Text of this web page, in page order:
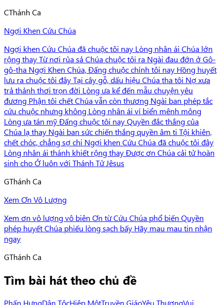
CThánh Ca
Ngợi Khen Cứu Chúa
Ngợi khen Cứu Chúa đã chuộc tôi nay Lòng nhân ái Chúa lớn
rộng thay Từ nơi rủa sả Chúa chuộc tôi ra Ngài đau đớn ở Gô-
gô-tha Ngợi Khen Chúa, Ðấng chuộc chính tôi nay Hồng huyết
lưu ra chuộc tôi đây Tại cây gỗ, dấu hiệu Chúa tha tôi Nợ xưa
trả thảnh thơi trọn đời Lòng ưa kể đến mẫu chuyện yêu
đương Phận tôi chết Chúa vẫn còn thương Ngài ban phép tắc
cứu chuộc nhưng không Lòng nhân ái ví biển mênh mông
Lòng ưa tán mỹ Đấng chuộc tôi nay Quyền đắc thắng của
Chúa lạ thay Ngài ban sức chiến thắng quyền âm ti Tội khiên,
chết chóc, chẳng sợ chi Ngợi khen Cứu Chúa đã chuộc tôi đây
Lòng nhân ái thánh khiết rộng thay Được ơn Chúa cải tử hoàn
sinh cho Ở luôn với Thánh Tử Jêsus
GThánh Ca
Xem Ơn Vô Lượng
Xem ơn vô lượng vô biên Ơn từ Cứu Chúa phổ biến Quyền
phép huyết Chúa phiếu lòng sạch bấy Hãy mau mau tin nhận
ngay
GThánh Ca
Tìm bài hát theo chủ đề
Phấn HưngDân TộcHiệp MộtTruyền GiáoYêu ThươngVui